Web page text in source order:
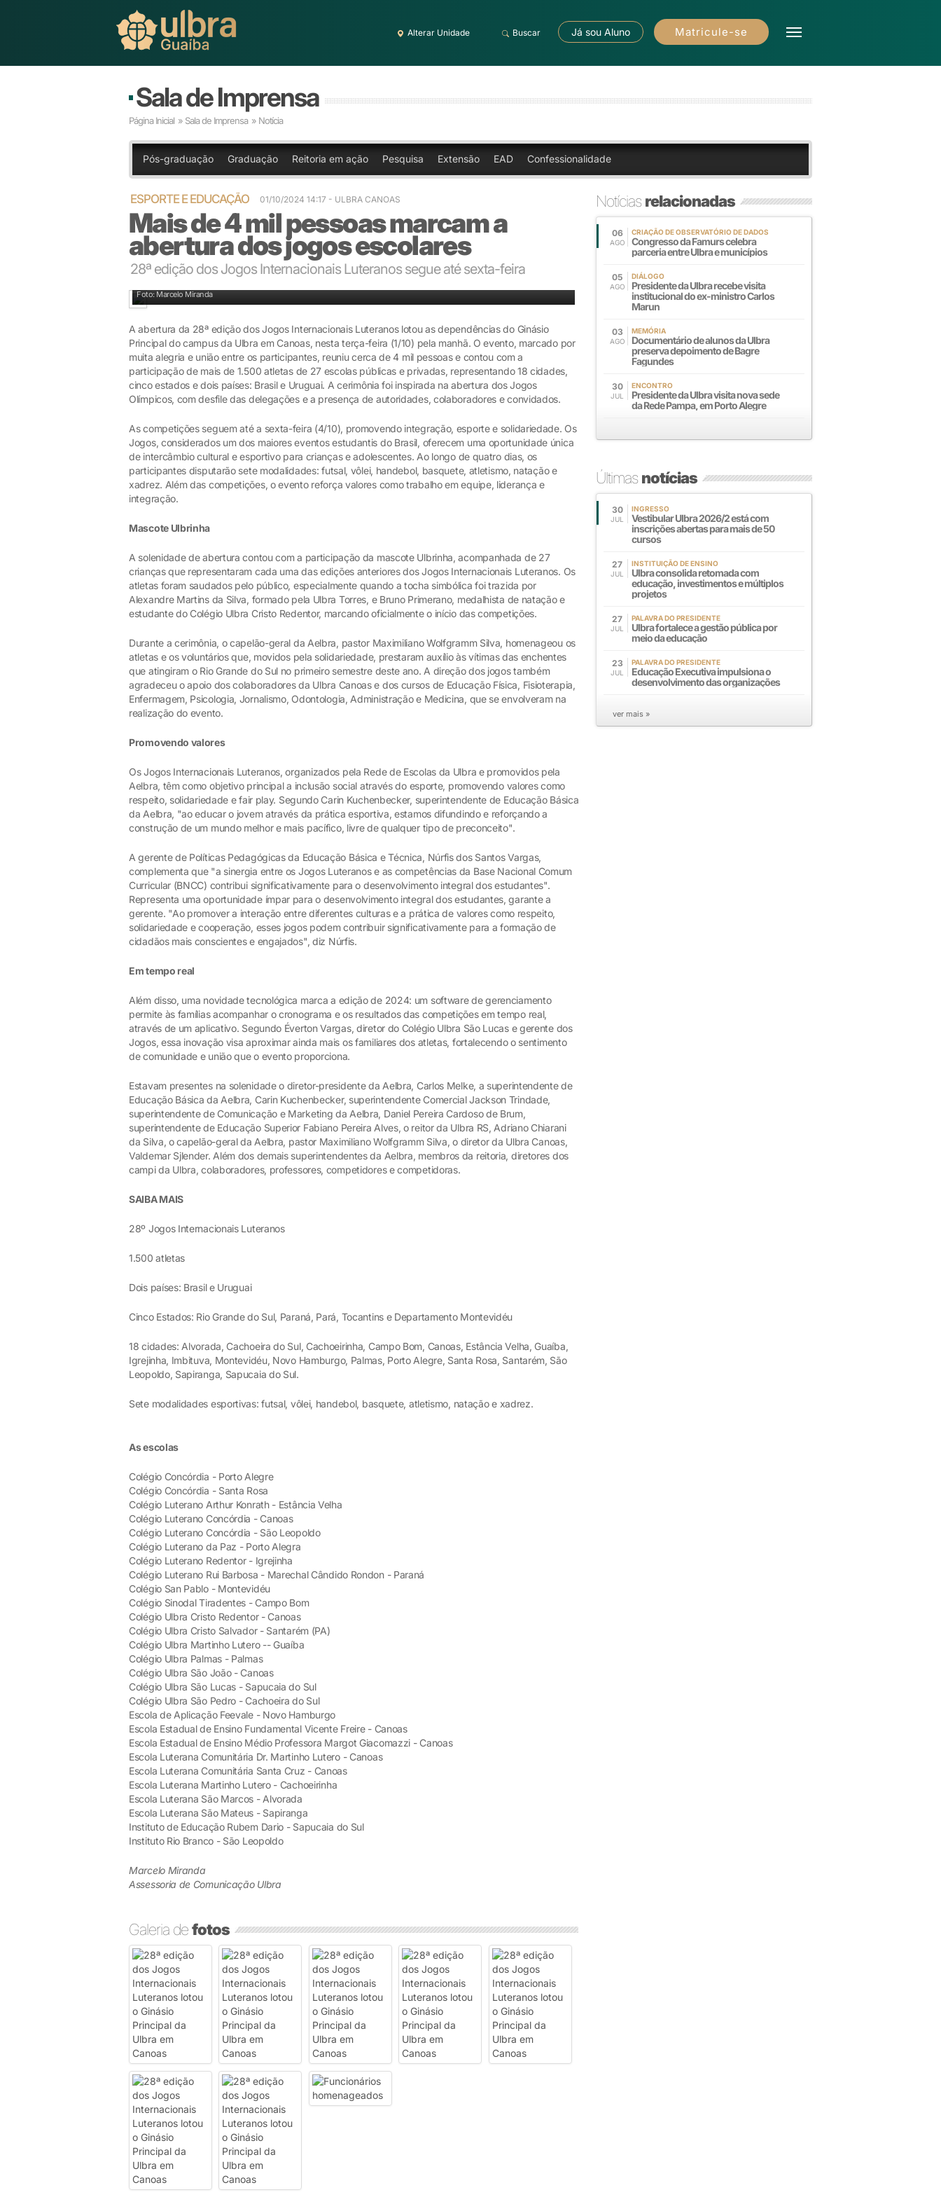
Alterar Unidade Buscar Já sou Aluno Matricule-se
Sala de Imprensa
Página Inicial » Sala de Imprensa » Notícia
Pós-graduação Graduação Reitoria em ação Pesquisa Extensão EAD Confessionalidade
ESPORTE E EDUCAÇÃO 01/10/2024 14:17 - ULBRA CANOAS
Mais de 4 mil pessoas marcam a
abertura dos jogos escolares
28ª edição dos Jogos Internacionais Luteranos segue até sexta-feira
Foto: Marcelo Miranda
A abertura da 28ª edição dos Jogos Internacionais Luteranos lotou as dependências do Ginásio
Principal do campus da Ulbra em Canoas, nesta terça-feira (1/10) pela manhã. O evento, marcado por
muita alegria e união entre os participantes, reuniu cerca de 4 mil pessoas e contou com a
participação de mais de 1.500 atletas de 27 escolas públicas e privadas, representando 18 cidades,
cinco estados e dois países: Brasil e Uruguai. A cerimônia foi inspirada na abertura dos Jogos
Olímpicos, com desfile das delegações e a presença de autoridades, colaboradores e convidados.
As competições seguem até a sexta-feira (4/10), promovendo integração, esporte e solidariedade. Os
Jogos, considerados um dos maiores eventos estudantis do Brasil, oferecem uma oportunidade única
de intercâmbio cultural e esportivo para crianças e adolescentes. Ao longo de quatro dias, os
participantes disputarão sete modalidades: futsal, vôlei, handebol, basquete, atletismo, natação e
xadrez. Além das competições, o evento reforça valores como trabalho em equipe, liderança e
integração.
Mascote Ulbrinha
A solenidade de abertura contou com a participação da mascote Ulbrinha, acompanhada de 27
crianças que representaram cada uma das edições anteriores dos Jogos Internacionais Luteranos. Os
atletas foram saudados pelo público, especialmente quando a tocha simbólica foi trazida por
Alexandre Martins da Silva, formado pela Ulbra Torres, e Bruno Primerano, medalhista de natação e
estudante do Colégio Ulbra Cristo Redentor, marcando oficialmente o início das competições.
Durante a cerimônia, o capelão-geral da Aelbra, pastor Maximiliano Wolfgramm Silva, homenageou os
atletas e os voluntários que, movidos pela solidariedade, prestaram auxílio às vítimas das enchentes
que atingiram o Rio Grande do Sul no primeiro semestre deste ano. A direção dos jogos também
agradeceu o apoio dos colaboradores da Ulbra Canoas e dos cursos de Educação Física, Fisioterapia,
Enfermagem, Psicologia, Jornalismo, Odontologia, Administração e Medicina, que se envolveram na
realização do evento.
Promovendo valores
Os Jogos Internacionais Luteranos, organizados pela Rede de Escolas da Ulbra e promovidos pela
Aelbra, têm como objetivo principal a inclusão social através do esporte, promovendo valores como
respeito, solidariedade e fair play. Segundo Carin Kuchenbecker, superintendente de Educação Básica
da Aelbra, "ao educar o jovem através da prática esportiva, estamos difundindo e reforçando a
construção de um mundo melhor e mais pacífico, livre de qualquer tipo de preconceito".
A gerente de Políticas Pedagógicas da Educação Básica e Técnica, Núrfis dos Santos Vargas,
complementa que "a sinergia entre os Jogos Luteranos e as competências da Base Nacional Comum
Curricular (BNCC) contribui significativamente para o desenvolvimento integral dos estudantes".
Representa uma oportunidade ímpar para o desenvolvimento integral dos estudantes, garante a
gerente. "Ao promover a interação entre diferentes culturas e a prática de valores como respeito,
solidariedade e cooperação, esses jogos podem contribuir significativamente para a formação de
cidadãos mais conscientes e engajados", diz Núrfis.
Em tempo real
Além disso, uma novidade tecnológica marca a edição de 2024: um software de gerenciamento
permite às famílias acompanhar o cronograma e os resultados das competições em tempo real,
através de um aplicativo. Segundo Éverton Vargas, diretor do Colégio Ulbra São Lucas e gerente dos
Jogos, essa inovação visa aproximar ainda mais os familiares dos atletas, fortalecendo o sentimento
de comunidade e união que o evento proporciona.
Estavam presentes na solenidade o diretor-presidente da Aelbra, Carlos Melke, a superintendente de
Educação Básica da Aelbra, Carin Kuchenbecker, superintendente Comercial Jackson Trindade,
superintendente de Comunicação e Marketing da Aelbra, Daniel Pereira Cardoso de Brum,
superintendente de Educação Superior Fabiano Pereira Alves, o reitor da Ulbra RS, Adriano Chiarani
da Silva, o capelão-geral da Aelbra, pastor Maximiliano Wolfgramm Silva, o diretor da Ulbra Canoas,
Valdemar Sjlender. Além dos demais superintendentes da Aelbra, membros da reitoria, diretores dos
campi da Ulbra, colaboradores, professores, competidores e competidoras.
SAIBA MAIS
28º Jogos Internacionais Luteranos
1.500 atletas
Dois países: Brasil e Uruguai
Cinco Estados: Rio Grande do Sul, Paraná, Pará, Tocantins e Departamento Montevidéu
18 cidades: Alvorada, Cachoeira do Sul, Cachoeirinha, Campo Bom, Canoas, Estância Velha, Guaíba,
Igrejinha, Imbituva, Montevidéu, Novo Hamburgo, Palmas, Porto Alegre, Santa Rosa, Santarém, São
Leopoldo, Sapiranga, Sapucaia do Sul.
Sete modalidades esportivas: futsal, vôlei, handebol, basquete, atletismo, natação e xadrez.
As escolas
Colégio Concórdia - Porto Alegre
Colégio Concórdia - Santa Rosa
Colégio Luterano Arthur Konrath - Estância Velha
Colégio Luterano Concórdia - Canoas
Colégio Luterano Concórdia - São Leopoldo
Colégio Luterano da Paz - Porto Alegra
Colégio Luterano Redentor - Igrejinha
Colégio Luterano Rui Barbosa - Marechal Cândido Rondon - Paraná
Colégio San Pablo - Montevidéu
Colégio Sinodal Tiradentes - Campo Bom
Colégio Ulbra Cristo Redentor - Canoas
Colégio Ulbra Cristo Salvador - Santarém (PA)
Colégio Ulbra Martinho Lutero -- Guaíba
Colégio Ulbra Palmas - Palmas
Colégio Ulbra São João - Canoas
Colégio Ulbra São Lucas - Sapucaia do Sul
Colégio Ulbra São Pedro - Cachoeira do Sul
Escola de Aplicação Feevale - Novo Hamburgo
Escola Estadual de Ensino Fundamental Vicente Freire - Canoas
Escola Estadual de Ensino Médio Professora Margot Giacomazzi - Canoas
Escola Luterana Comunitária Dr. Martinho Lutero - Canoas
Escola Luterana Comunitária Santa Cruz - Canoas
Escola Luterana Martinho Lutero - Cachoeirinha
Escola Luterana São Marcos - Alvorada
Escola Luterana São Mateus - Sapiranga
Instituto de Educação Rubem Dario - Sapucaia do Sul
Instituto Rio Branco - São Leopoldo
Marcelo Miranda
Assessoria de Comunicação Ulbra
Galeria defotos
Notíciasrelacionadas
06
AGO
CRIAÇÃO DE OBSERVATÓRIO DE DADOS
Congresso da Famurs celebra
parceria entre Ulbra e municípios
05
AGO
DIÁLOGO
Presidente da Ulbra recebe visita
institucional do ex-ministro Carlos
Marun
03
AGO
MEMÓRIA
Documentário de alunos da Ulbra
preserva depoimento de Bagre
Fagundes
30
JUL
ENCONTRO
Presidente da Ulbra visita nova sede
da Rede Pampa, em Porto Alegre
Últimasnotícias
30
JUL
INGRESSO
Vestibular Ulbra 2026/2 está com
inscrições abertas para mais de 50
cursos
27
JUL
INSTITUIÇÃO DE ENSINO
Ulbra consolida retomada com
educação, investimentos e múltiplos
projetos
27
JUL
PALAVRA DO PRESIDENTE
Ulbra fortalece a gestão pública por
meio da educação
23
JUL
PALAVRA DO PRESIDENTE
Educação Executiva impulsiona o
desenvolvimento das organizações
ver mais »